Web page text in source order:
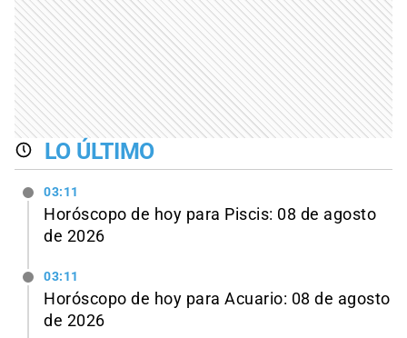
LO ÚLTIMO
03:11
Horóscopo de hoy para Piscis: 08 de agosto
de 2026
03:11
Horóscopo de hoy para Acuario: 08 de agosto
de 2026